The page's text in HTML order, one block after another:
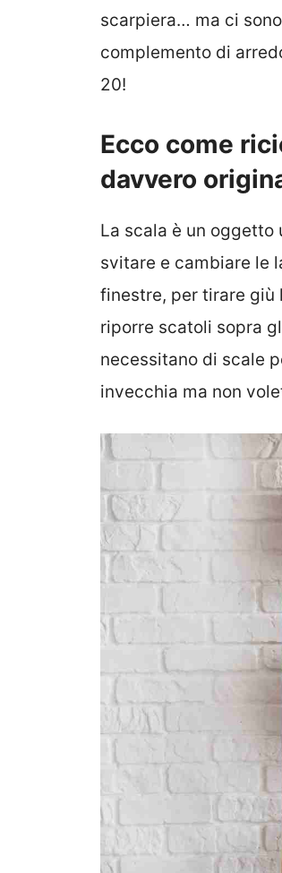
scarpiera… ma ci
complemento di
20!
Ecco come
davvero
La scala è un oggetto
svitare e cambiare le
finestre, per tirare giù
riporre scatoli sopra
necessitano di scale
invecchia ma non